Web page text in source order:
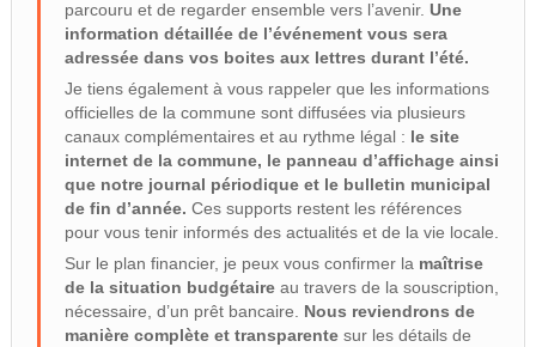
parcouru et de regarder ensemble vers l’avenir. Une
information détaillée de l’événement vous sera
adressée dans vos boites aux lettres durant l’été.
Je tiens également à vous rappeler que les informations
officielles de la commune sont diffusées via plusieurs
canaux complémentaires et au rythme légal : le site
internet de la commune, le panneau d’affichage ainsi
que notre journal périodique et le bulletin municipal
de fin d’année. Ces supports restent les références
pour vous tenir informés des actualités et de la vie locale.
Sur le plan financier, je peux vous confirmer la maîtrise
de la situation budgétaireau travers de la souscription,
nécessaire, d’un prêt bancaire. Nous reviendrons de
manière complète et transparentesur les détails de